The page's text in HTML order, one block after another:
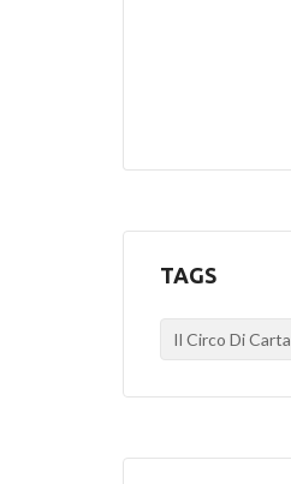
TAGS
Il Circo Di Carta